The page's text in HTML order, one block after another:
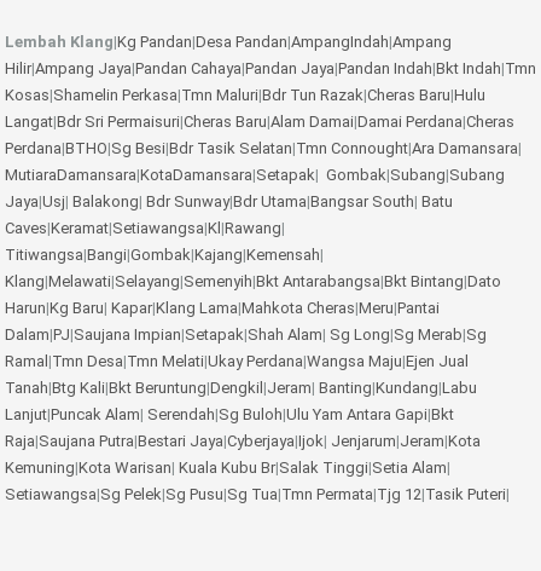
Lembah Klang|Kg Pandan|Desa Pandan|AmpangIndah|Ampang
Hilir|Ampang Jaya|Pandan Cahaya|Pandan Jaya|Pandan Indah|Bkt Indah|Tmn
Kosas|Shamelin Perkasa|Tmn Maluri|Bdr Tun Razak|Cheras Baru|Hulu
Langat|Bdr Sri Permaisuri|Cheras Baru|Alam Damai|Damai Perdana|Cheras
Perdana|BTHO|Sg Besi|Bdr Tasik Selatan|Tmn Connought|Ara Damansara|
MutiaraDamansara|KotaDamansara|Setapak| Gombak|Subang|Subang
Jaya|Usj| Balakong| Bdr Sunway|Bdr Utama|Bangsar South| Batu
Caves|Keramat|Setiawangsa|Kl |Rawang|
Titiwangsa|Bangi|Gombak|Kajang|Kemensah|
Klang|Melawati|Selayang|Semenyih|Bkt Antarabangsa|Bkt Bintang|Dato
Harun|Kg Baru| Kapar|Klang Lama|Mahkota Cheras|Meru|Pantai
Dalam|PJ|Saujana Impian|Setapak|Shah Alam| Sg Long|Sg Merab|Sg
Ramal |Tmn Desa|Tmn Melati|Ukay Perdana|Wangsa Maju|Ejen Jual
Tanah|Btg Kali|Bkt Beruntung|Dengkil |Jeram| Banting|Kundang|Labu
Lanjut|Puncak Alam| Serendah|Sg Buloh|Ulu Yam Antara Gapi|Bkt
Raja|Saujana Putra|Bestari Jaya|Cyberjaya|Ijok| Jenjarum|Jeram|Kota
Kemuning|Kota Warisan| Kuala Kubu Br|Salak Tinggi|Setia Alam|
Setiawangsa|Sg Pelek|Sg Pusu|Sg Tua|Tmn Permata|Tjg 12|Tasik Puteri|